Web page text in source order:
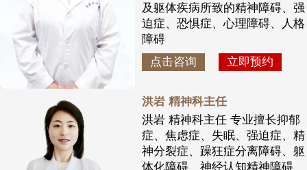
及躯体疾病所致的精神障碍、强
迫症、恐惧症、心理障碍、人格
障碍
点击咨询
立即预约
洪岩 精神科主任
洪岩 精神科主任 专业擅长抑郁
症、焦虑症、失眠、强迫症、精
神分裂症、躁狂症分离障碍、躯
体化障碍、神经认知精神障碍、